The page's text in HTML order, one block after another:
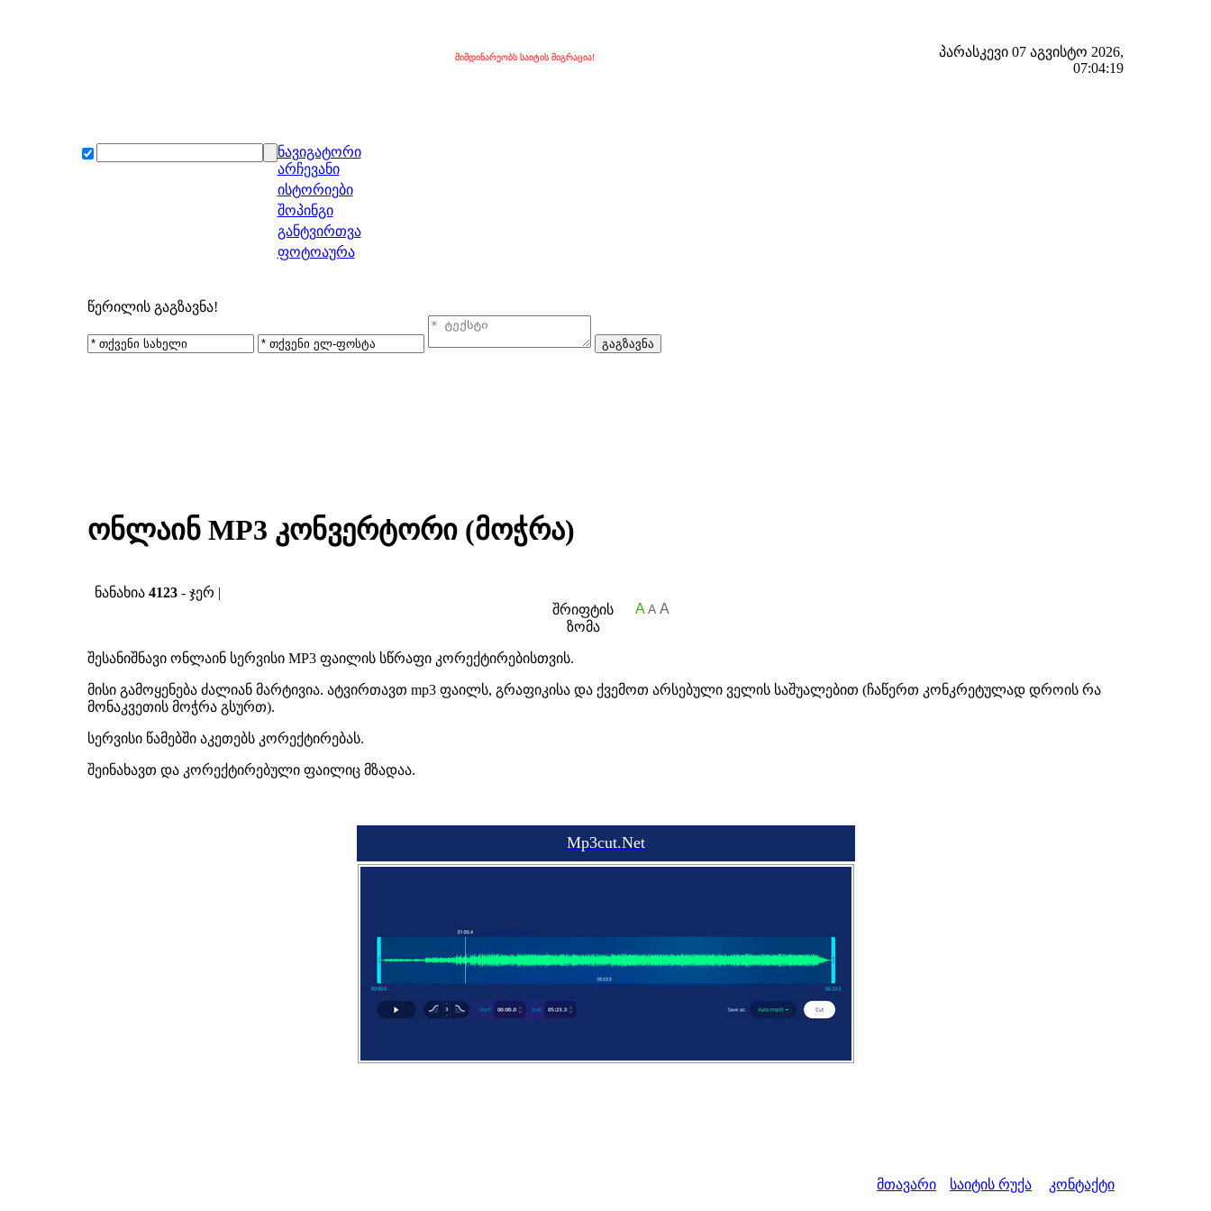
მიმდინარეობს საიტის მიგრაცია!
პარასკევი 07 აგვისტო 2026,
07:04:19
ნავიგატორი
არჩევანი
ისტორიები
შოპინგი
განტვირთვა
ფოტოაურა
წერილის გაგზავნა!
ონლაინ MP3 კონვერტორი (მოჭრა)
ნანახია 4123 - ჯერ |
შრიფტის
ზომა
A A A
შესანიშნავი ონლაინ სერვისი MP3 ფაილის სწრაფი კორექტირებისთვის.
მისი გამოყენება ძალიან მარტივია. ატვირთავთ mp3 ფაილს, გრაფიკისა და ქვემოთ არსებული ველის საშუალებით (ჩაწერთ კონკრეტულად დროის რა
მონაკვეთის მოჭრა გსურთ).
სერვისი წამებში აკეთებს კორექტირებას.
შეინახავთ და კორექტირებული ფაილიც მზადაა.
Mp3cut.Net
მთავარი საიტის რუქა კონტაქტი